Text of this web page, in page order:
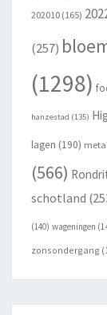
202010 (165)
(257)
(1298)
hanzestad (135)
lagen (190)
(566)
schotland
(140) wageningen
zonsondergang